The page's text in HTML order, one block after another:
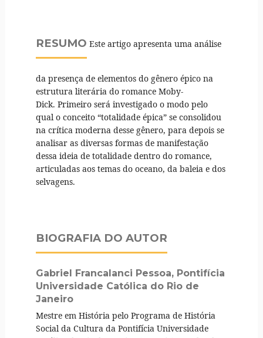
RESUMO Este artigo apresenta uma análise
da presença de elementos do gênero épico na
estrutura literária do romance Moby-
Dick. Primeiro será investigado o modo pelo
qual o conceito “totalidade épica” se consolidou
na crítica moderna desse gênero, para depois se
analisar as diversas formas de manifestação
dessa ideia de totalidade dentro do romance,
articuladas aos temas do oceano, da baleia e dos
selvagens.
BIOGRAFIA DO AUTOR
Gabriel Francalanci Pessoa, Pontifícia
Universidade Católica do Rio de
Janeiro
Mestre em História pelo Programa de História
Social da Cultura da Pontifícia Universidade